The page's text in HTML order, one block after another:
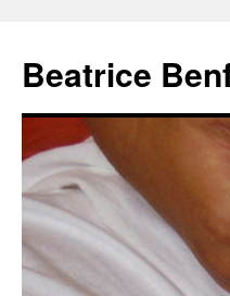
Beatrice